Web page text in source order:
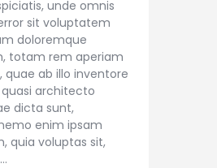
unde omnis
sit voluptatem
doloremque
totam rem aperiam
quae ab illo inventore
architecto
dicta sunt,
enim ipsam
quia voluptas sit,